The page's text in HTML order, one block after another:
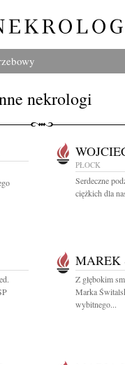
nekrologi
PŁOCK
Serdeczne
ciężkich dla
MAREK
Z głębokim
Marka
wybitnego...